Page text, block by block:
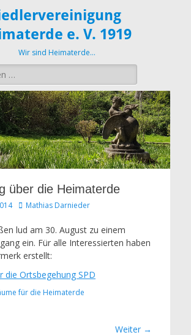
e. V. 1919
Wir sind Heimaterde…
über die Heimaterde
Autor
Mathias Darnieder
lud am 30. August zu einem
ein. Für alle Interessierten haben
erstellt:
die Ortsbegehung SPD
für die Heimaterde
Weiter →